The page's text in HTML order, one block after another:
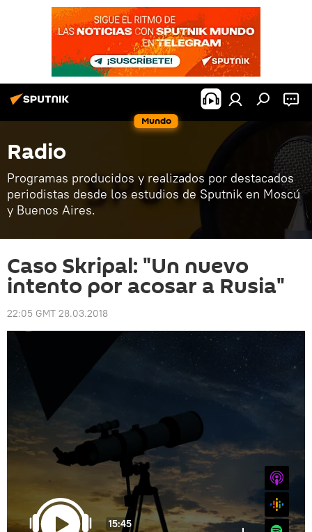
Mundo
Radio
Programas producidos y realizados por destacados
periodistas desde los estudios de Sputnik en Moscú
y Buenos Aires.
Caso Skripal: "Un nuevo
intento por acosar a Rusia"
22:05 GMT 28.03.2018
15:45
Google
Spotify